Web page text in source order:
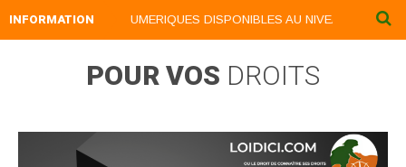
INFORMATION
NOS LIVRES NUMERIQUES DISPONIBLES AU NIVEAU DU
POUR VOS DROITS